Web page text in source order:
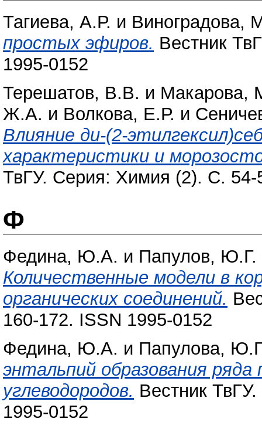
Тагиева, А.Р. и Виноградова,
простых эфиров. Вестник
1995-0152
Терешатов, В.В. и Макарова,
Ж.А. и Волкова, Е.Р. и
Влияние ди-(2-
характеристики и
ТвГУ. Серия: Химия (2). С. 54-
Ф
Федина, Ю.А. и Папулов, Ю.Г.
Количественные модели в
органических соединений.
160-172. ISSN 1995-0152
Федина, Ю.А. и Папулова,
энтальпий образования
углеводородов. Вестник
1995-0152